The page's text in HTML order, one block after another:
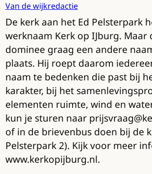
Van de wijkredactie
De kerk aan het Ed Pelsterpark
werknaam Kerk op IJburg. Maar
dominee graag een andere
plaats. Hij roept daarom
naam te bedenken die past bij
karakter, bij het
elementen ruimte, wind en
kun je sturen naar
of in de brievenbus doen bij de
Pelsterpark 2). Kijk voor meer
www.kerkopijburg.nl.